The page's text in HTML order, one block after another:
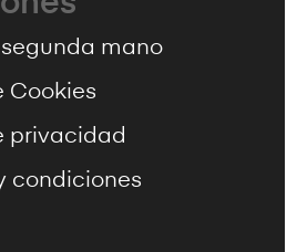
mano
Cookies
privacidad
condiciones